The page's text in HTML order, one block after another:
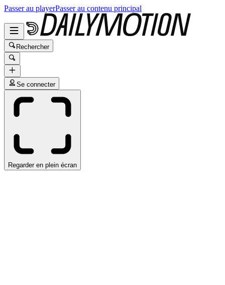
Passer au playerPasser au contenu principal
Rechercher
Se connecter
Regarder en plein écran